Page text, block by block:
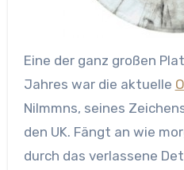
Eine der ganz großen
Jahres war die aktuelle
Nilmmns, seines
den UK. Fängt an wie
durch das verlassene